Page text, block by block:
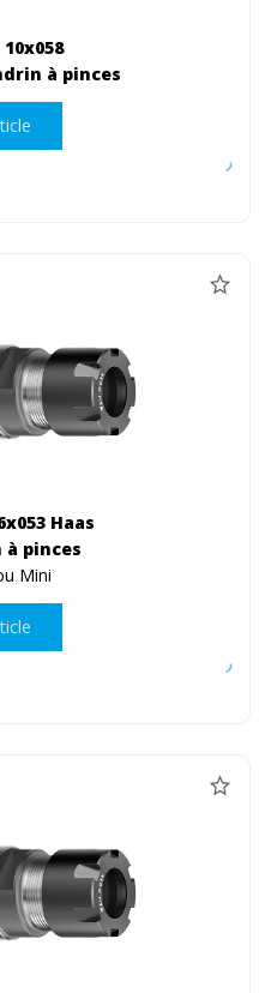
10x058
à pinces
Haas
à pinces
Mini